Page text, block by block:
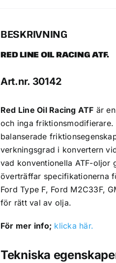
BESKRIVNING
RED LINE OIL RACING ATF.
Art.nr. 30142
Red Line Oil Racing ATF är
och inga friktionsmodifierare.
balanserade
verkningsgrad i konvertern
vad konventionella ATF-oljor
överträffar specifikationerna
Ford Type F, Ford M2C33F,
för rätt val av olja.
För mer info; klicka här.
Tekniska